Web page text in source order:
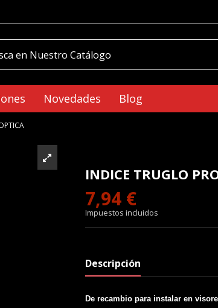
Novedades Blog
INDICE TRUGLO
7,94 €
Impuestos incluidos
Descripción
De recambio para instalar en